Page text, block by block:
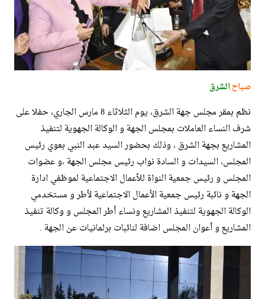
صباحالشرق
نظم بمقر مجلس جهة الشرق، يوم الثلاثاء 8 مارس الجاري، حفلا على
شرف النساء العاملات بمجلس الجهة و الوكالة الجهوية لتنفيذ
المشاريع بجهة الشرق ، وذلك بحضور السيد عبد النبي بعوي رئيس
المجلس، السيدات و السادة نواب رئيس مجلس الجهة ،و عضوات
المجلس و رئيس جمعية النواة للأعمال الاجتماعية لموظفي ادارة
الجهة و نائبة رئيس جمعية الأعمال الاجتماعية لأطر و مستخدمي
الوكالة الجهوية لتنفيذ المشاريع ونساء أطر المجلس و وكالة تنفيذ
المشاريع و أعوان المجلس اضافة لنائبات برلمانيات عن الجهة .